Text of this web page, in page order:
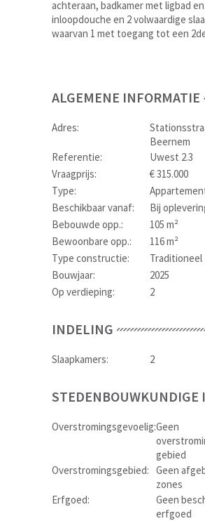
achteraan, badkamer met ligbad en
inloopdouche en 2 volwaardige
waarvan 1 met toegang tot een
ALGEMENE INFORMATIE
Adres:
Beernem
Referentie:
Uwest 2.3
Vraagprijs:
€ 315.000
Type:
Beschikbaar vanaf:
Bij
Bebouwde opp.:
105 m²
Bewoonbare opp.:
116 m²
Type constructie:
Traditioneel
Bouwjaar:
2025
Op verdieping:
2
INDELING
Slaapkamers: 2
STEDENBOUWKUNDIGE
Overstromingsgevoelig:Geen
gebied
Overstromingsgebied: Geen
zones
Erfgoed:
Geen
erfgoed